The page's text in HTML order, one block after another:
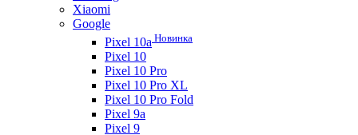
Xiaomi
Google
Pixel 10a Новинка
Pixel 10
Pixel 10 Pro
Pixel 10 Pro XL
Pixel 10 Pro Fold
Pixel 9a
Pixel 9